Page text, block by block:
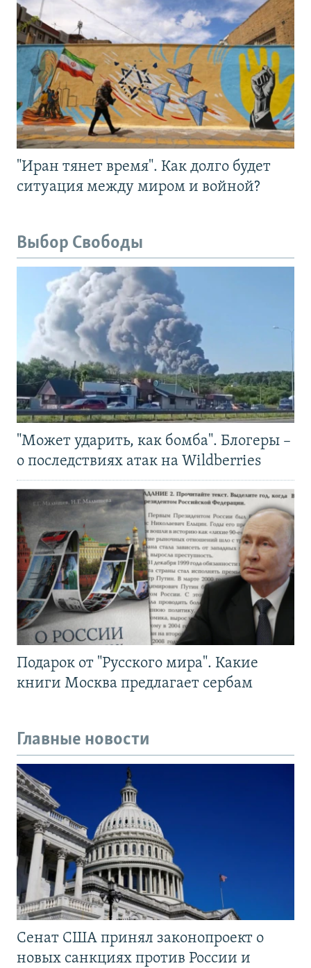
"Иран тянет время". Как долго будет
ситуация между миром и войной?
Выбор Свободы
"Может ударить, как бомба". Блогеры –
о последствиях атак на Wildberries
Подарок от "Русского мира". Какие
книги Москва предлагает сербам
Главные новости
Сенат США принял законопроект о
новых санкциях против России и